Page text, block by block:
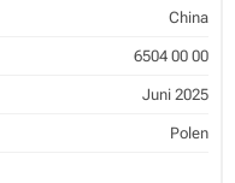
China
6504 00 00
Juni 2025
Polen